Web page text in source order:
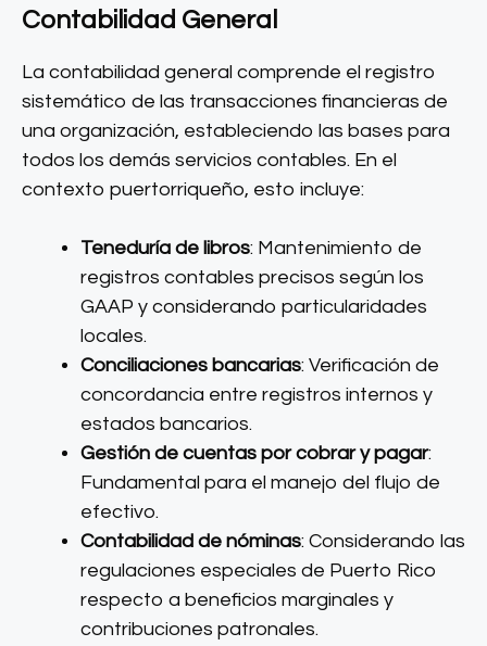
Contabilidad General
La contabilidad general comprende el registro
sistemático de las transacciones financieras de
una organización, estableciendo las bases para
todos los demás servicios contables. En el
contexto puertorriqueño, esto incluye:
Teneduría de libros: Mantenimiento de
registros contables precisos según los
GAAP y considerando particularidades
locales.
Conciliaciones bancarias: Verificación de
concordancia entre registros internos y
estados bancarios.
Gestión de cuentas por cobrar y pagar:
Fundamental para el manejo del flujo de
efectivo.
Contabilidad de nóminas: Considerando las
regulaciones especiales de Puerto Rico
respecto a beneficios marginales y
contribuciones patronales.